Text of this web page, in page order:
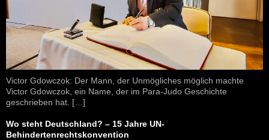
Victor Gdowczok: Der Mann, der Unmögliches möglich machte
Victor Gdowczok, ein Name, der im Para-Judo Geschichte
geschrieben hat. […]
Wo steht Deutschland? – 15 Jahre UN-
Behindertenrechtskonvention